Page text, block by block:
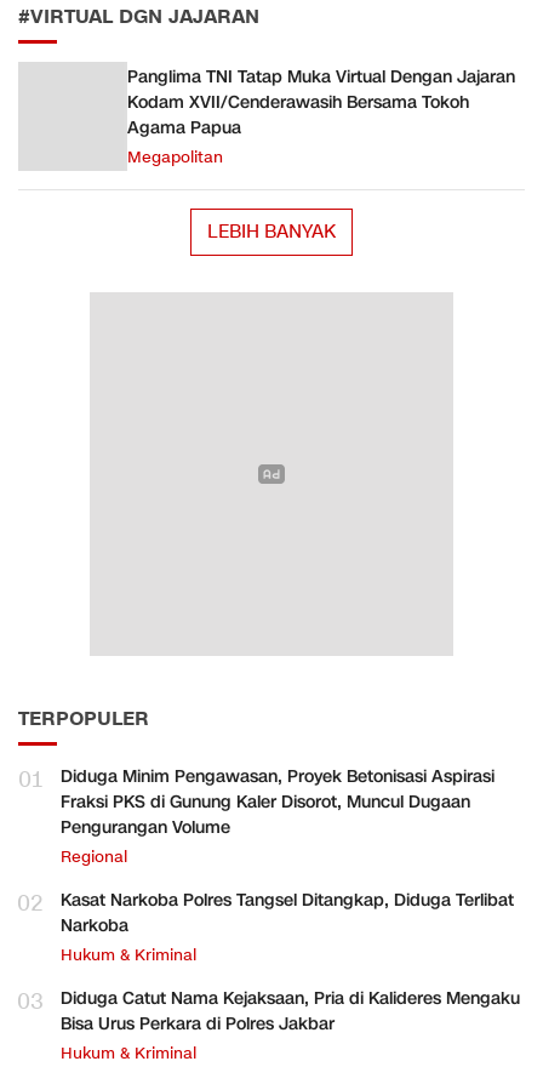
#VIRTUAL DGN JAJARAN
Panglima TNI Tatap Muka Virtual Dengan Jajaran
Kodam XVII/Cenderawasih Bersama Tokoh
Agama Papua
Megapolitan
LEBIH BANYAK
TERPOPULER
01
Diduga Minim Pengawasan, Proyek Betonisasi Aspirasi
Fraksi PKS di Gunung Kaler Disorot, Muncul Dugaan
Pengurangan Volume
Regional
02
Kasat Narkoba Polres Tangsel Ditangkap, Diduga Terlibat
Narkoba
Hukum & Kriminal
03
Diduga Catut Nama Kejaksaan, Pria di Kalideres Mengaku
Bisa Urus Perkara di Polres Jakbar
Hukum & Kriminal